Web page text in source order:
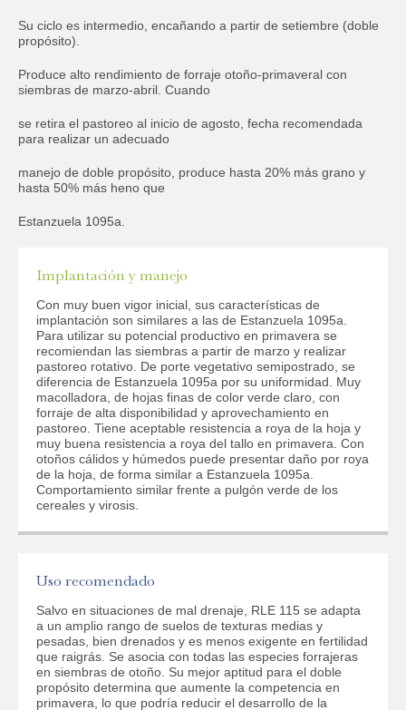
Su ciclo es intermedio, encañando a partir de setiembre (doble
propósito).
Produce alto rendimiento de forraje otoño-primaveral con
siembras de marzo-abril. Cuando
se retira el pastoreo al inicio de agosto, fecha recomendada
para realizar un adecuado
manejo de doble propósito, produce hasta 20% más grano y
hasta 50% más heno que
Estanzuela 1095a.
Implantación y manejo
Con muy buen vigor inicial, sus características de
implantación son similares a las de Estanzuela 1095a.
Para utilizar su potencial productivo en primavera se
recomiendan las siembras a partir de marzo y realizar
pastoreo rotativo. De porte vegetativo semipostrado, se
diferencia de Estanzuela 1095a por su uniformidad. Muy
macolladora, de hojas finas de color verde claro, con
forraje de alta disponibilidad y aprovechamiento en
pastoreo. Tiene aceptable resistencia a roya de la hoja y
muy buena resistencia a roya del tallo en primavera. Con
otoños cálidos y húmedos puede presentar daño por roya
de la hoja, de forma similar a Estanzuela 1095a.
Comportamiento similar frente a pulgón verde de los
cereales y virosis.
Uso recomendado
Salvo en situaciones de mal drenaje, RLE 115 se adapta
a un amplio rango de suelos de texturas medias y
pesadas, bien drenados y es menos exigente en fertilidad
que raigrás. Se asocia con todas las especies forrajeras
en siembras de otoño. Su mejor aptitud para el doble
propósito determina que aumente la competencia en
primavera, lo que podría reducir el desarrollo de la
Last Name Required
Area Code: Required
Phone:
Department
Activity
ACCEPT